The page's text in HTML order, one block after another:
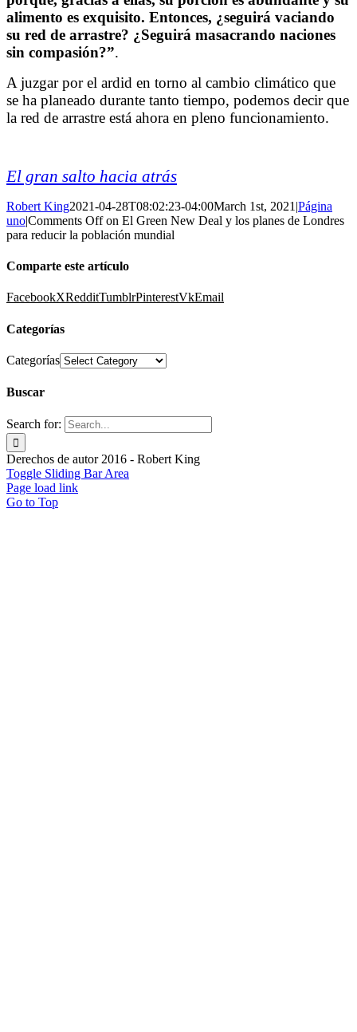
alimento es exquisito. Entonces, ¿seguirá vaciando
su red de arrastre? ¿Seguirá masacrando naciones
sin compasión?”.
A juzgar por el ardid en torno al cambio climático que
se ha planeado durante tanto tiempo, podemos decir que
la red de arrastre está ahora en pleno funcionamiento.
El gran salto hacia atrás
Robert King2021-04-28T08:02:23-04:00March 1st, 2021 |Página
uno|Comments Offon El Green New Deal y los planes de Londres
para reducir la población mundial
Comparte este artículo
FacebookXRedditTumblrPinterestVkEmail
Categorías
Categorías
Buscar
Search for:
Derechos de autor 2016 - Robert King
Toggle Sliding Bar Area
Page load link
Go to Top